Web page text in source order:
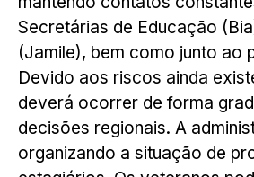
Secretárias de Educação
(Jamile), bem como junto ao
Devido aos riscos ainda
deverá ocorrer de forma
decisões regionais. A
organizando a situação de